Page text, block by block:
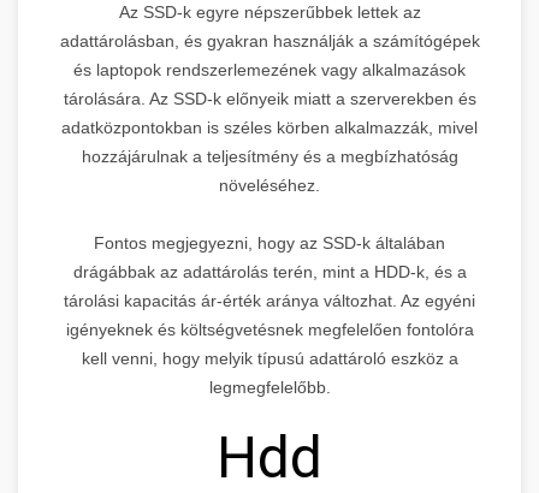
Az SSD-k egyre népszerűbbek lettek az
adattárolásban, és gyakran használják a számítógépek
és laptopok rendszerlemezének vagy alkalmazások
tárolására. Az SSD-k előnyeik miatt a szerverekben és
adatközpontokban is széles körben alkalmazzák, mivel
hozzájárulnak a teljesítmény és a megbízhatóság
növeléséhez.
Fontos megjegyezni, hogy az SSD-k általában
drágábbak az adattárolás terén, mint a HDD-k, és a
tárolási kapacitás ár-érték aránya változhat. Az egyéni
igényeknek és költségvetésnek megfelelően fontolóra
kell venni, hogy melyik típusú adattároló eszköz a
legmegfelelőbb.
Hdd